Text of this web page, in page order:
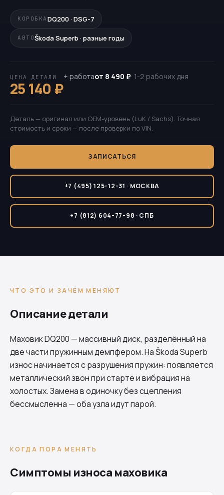
КОРОБКА DQ200 · DSG-7
АВТОŠkoda Superb · разные годы
ЦЕНА ДЕТАЛИ
25 140 ₽
+ работаот 8 490 ₽· 1-2 рабочих дня
Деталь — оригинал или OEM-уровень (LuK / Sachs). Точная
стоимость и сроки — после проверки по VIN.
ЗАПИСАТЬСЯ
+7 (495) 125-12-31 · МОСКВА
+7 (812) 604-77-98 · СПБ
ЧТО ЭТО И ЗАЧЕМ МЕНЯЮТ
Описание детали
МаховикDQ200 — массивный диск, разделённый на
две части пружинным демпфером. На Škoda Superb
износ начинается с разрушения пружин: появляется
металлический звон при старте и вибрация на
холостых. Замена в одиночку без сцепления
бессмысленна — оба узла идут парой.
КОГДА ПОРА МЕНЯТЬ
Симптомы износа маховика